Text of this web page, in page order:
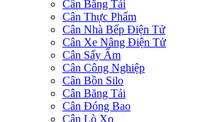
Cân Băng Tải
Cân Thực Phẩm
Cân Nhà Bếp Điện Tử
Cân Xe Nâng Điện Tử
Cân Sấy Ẩm
Cân Công Nghiệp
Cân Bồn Silo
Cân Băng Tải
Cân Đóng Bao
Cân Lò Xo